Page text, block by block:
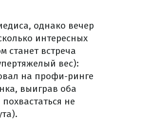
однако вечер
интересных
станет встреча
вес):
на профи-ринге
выиграв оба
не